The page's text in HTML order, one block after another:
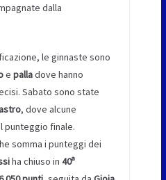
dalla
le ginnaste sono
e palladove hanno
Sabato sono state
, dove alcune
punteggio finale.
somma i punteggi dei
ha chiuso in 40ª